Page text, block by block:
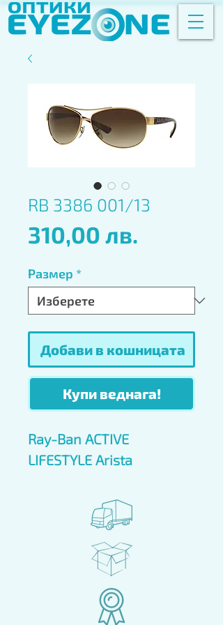
RB 3386 001/13
310,00 лв.
Размер *
Добави в кошницата
Купи веднага!
Ray-Ban ACTIVE
LIFESTYLE Arista